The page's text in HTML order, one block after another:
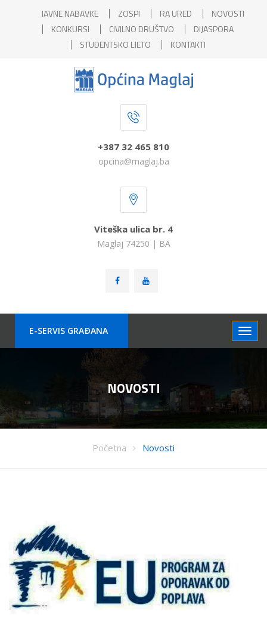
JAVNE NABAVKE ZOSPI RA URED
NOVOSTI
KONKURSI
CIVILNO DRUŠTVO
DIJASPORA
STUDENTSKO LJETO
KONTAKTI
+387 32 465 810
opcina@maglaj.ba
Viteška ulica br. 4
Maglaj 74250 | BA
E-SERVIS GRAÐANA
NOVOSTI
Početna Novosti